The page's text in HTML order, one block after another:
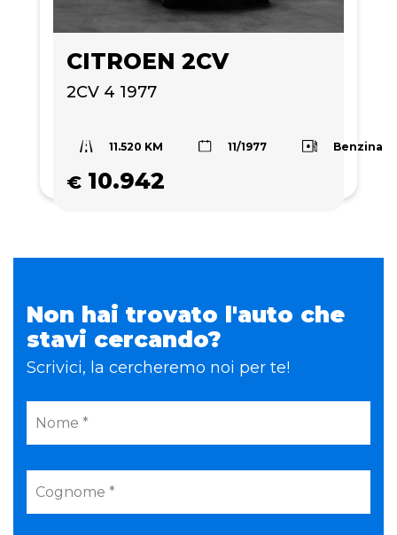
CITROEN 2CV
2CV 4 1977
11.520 KM 11/1977 Benzina
€ 10.942
Non hai trovato l'auto che
stavi cercando?
Scrivici, la cercheremo noi per te!